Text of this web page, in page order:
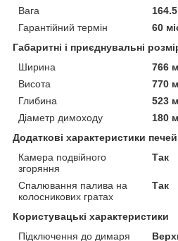
Вага
Гарантійний термін
60
Габаритні і приєднувальні
Ширина
766
Висота
770
Глибина
523
Діаметр димоходу
180
Додаткові характеристики
Камера подвійного
згоряння
Так
Спалювання палива на
колосникових гратах
Так
Користувацькі характеристики
Підключення до димаря